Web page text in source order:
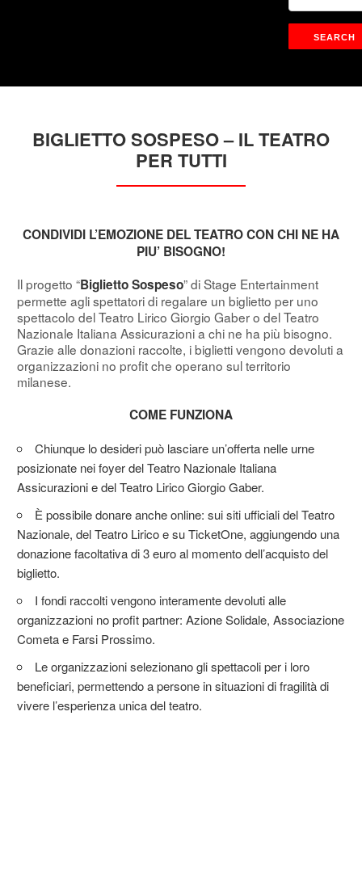
BIGLIETTO SOSPESO – IL TEATRO
PER TUTTI
CONDIVIDI L’EMOZIONE DEL TEATRO CON CHI NE HA
PIU’ BISOGNO!
Il progetto “Biglietto Sospeso” di Stage Entertainment
permette agli spettatori di regalare un biglietto per uno
spettacolo del Teatro Lirico Giorgio Gaber o del Teatro
Nazionale Italiana Assicurazioni a chi ne ha più bisogno.
Grazie alle donazioni raccolte, i biglietti vengono devoluti a
organizzazioni no profit che operano sul territorio
milanese.
COME FUNZIONA
Chiunque lo desideri può lasciare un’offerta nelle urne
posizionate nei foyer del Teatro Nazionale Italiana
Assicurazioni e del Teatro Lirico Giorgio Gaber.
È possibile donare anche online: sui siti ufficiali del Teatro
Nazionale, del Teatro Lirico e su TicketOne, aggiungendo una
donazione facoltativa di 3 euro al momento dell’acquisto del
biglietto.
I fondi raccolti vengono interamente devoluti alle
organizzazioni no profit partner: Azione Solidale, Associazione
Cometa e Farsi Prossimo.
Le organizzazioni selezionano gli spettacoli per i loro
beneficiari, permettendo a persone in situazioni di fragilità di
vivere l’esperienza unica del teatro.